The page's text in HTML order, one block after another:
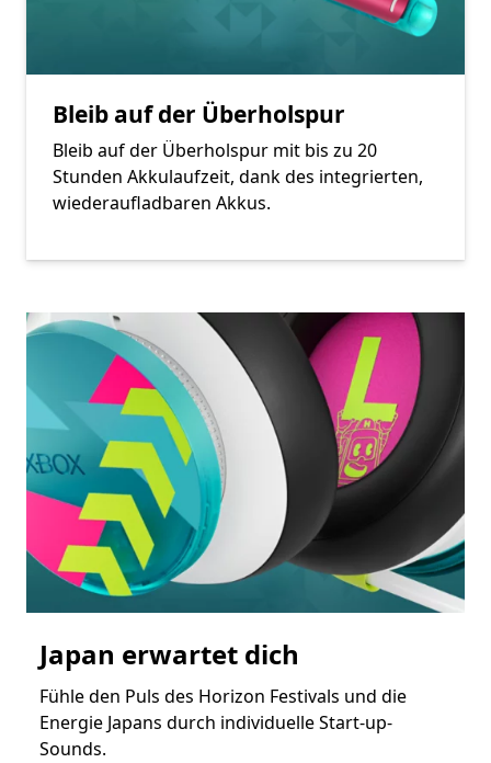
Bleib auf der Überholspur
Bleib auf der Überholspur mit bis zu 20
Stunden Akkulaufzeit, dank des integrierten,
wiederaufladbaren Akkus.
Japan erwartet dich
Fühle den Puls des Horizon Festivals und die
Energie Japans durch individuelle Start-up-
Sounds.